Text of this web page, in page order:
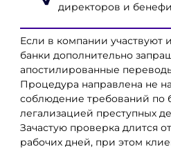
директоров и
Если в компании участвуют
банки дополнительно
апостилированные
Процедура направлена не
соблюдение требований по
легализацией преступных
Зачастую проверка длится
рабочих дней, при этом